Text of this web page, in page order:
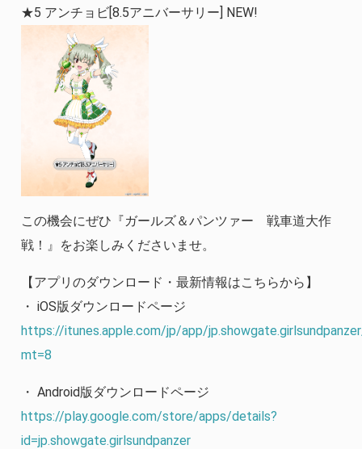
★5 アンチョビ[8.5アニバーサリー] NEW!
この機会にぜひ『ガールズ＆パンツァー 戦車道大作
戦！』をお楽しみくださいませ。
【アプリのダウンロード・最新情報はこちらから】
・ iOS版ダウンロードページ
https://itunes.apple.com/jp/app/
mt=8
・ Android版ダウンロードページ
https://play.google.com/store/apps/details?
id=jp.showgate.girlsundpanzer